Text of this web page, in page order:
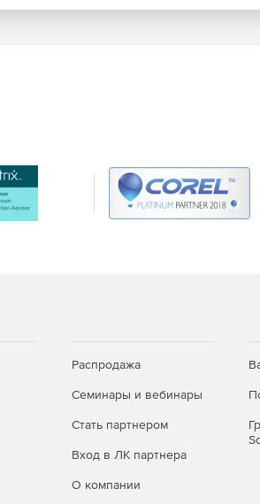
Распродажа
Семинары и вебинары
Стать партнером
Вход в ЛК партнера
О компании